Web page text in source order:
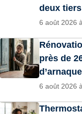
deux tiers
6 août 2026
près de
6 août 2026